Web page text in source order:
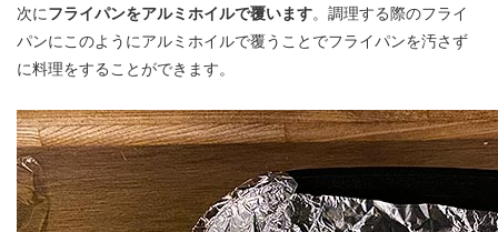
次にフライパンをアルミホイルで覆います。調理する際のフライ
パンにこのようにアルミホイルで覆うことでフライパンを汚さず
に料理をすることができます。